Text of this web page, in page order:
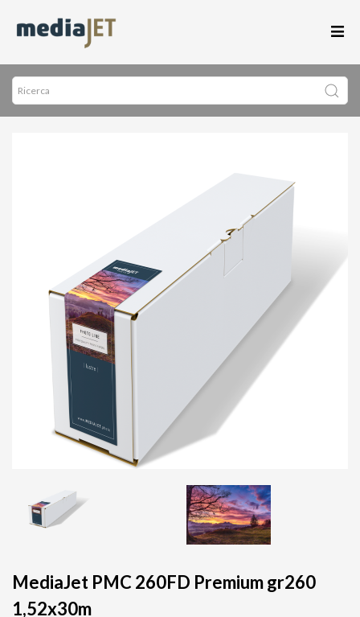
MediaJet PMC 260FD Premium gr260
1,52x30m